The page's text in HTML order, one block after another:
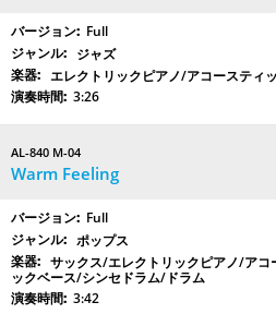
Full
ジャズ
エレクトリックピアノ/アコースティ
3:26
AL-840 M-04
Warm Feeling
Full
ポップス
サックス/エレクトリックピアノ/ア
ックベース/シンセドラム/ドラム
3:42